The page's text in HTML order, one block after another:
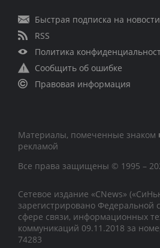
Быстрая подписка на новости
RSS
Политика
Сообщить об ошибке
Правовая информация
Материалы, помеченные знаком
рекламой
Все права защищены © 1995 –
Сетевое издание «CNews»
зарегистрировано Федеральной
сфере связи, информационных
коммуникаций 09.11.2018 за
74283